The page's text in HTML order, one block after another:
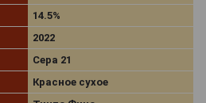
14.5%
2022
Cepa 21
Красное сухое